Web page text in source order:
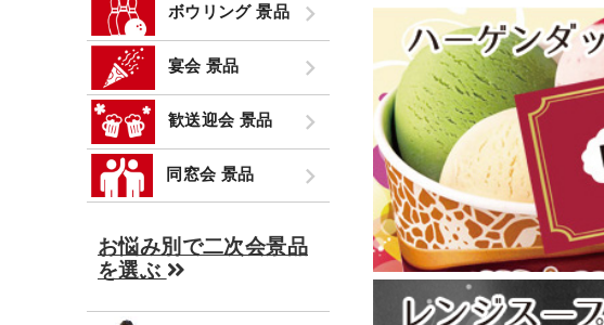
ボウリング 景品
宴会 景品
歓送迎会 景品
同窓会 景品
お悩み別で二次会景品
を選ぶ